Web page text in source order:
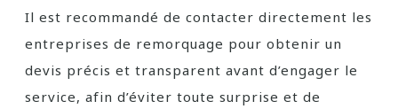
Il est recommandé de contacter directement les
entreprises de remorquage pour obtenir un
devis précis et transparent avant d’engager le
service, afin d’éviter toute surprise et de